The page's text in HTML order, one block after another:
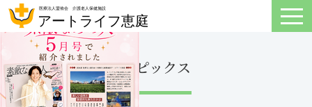
トピックス